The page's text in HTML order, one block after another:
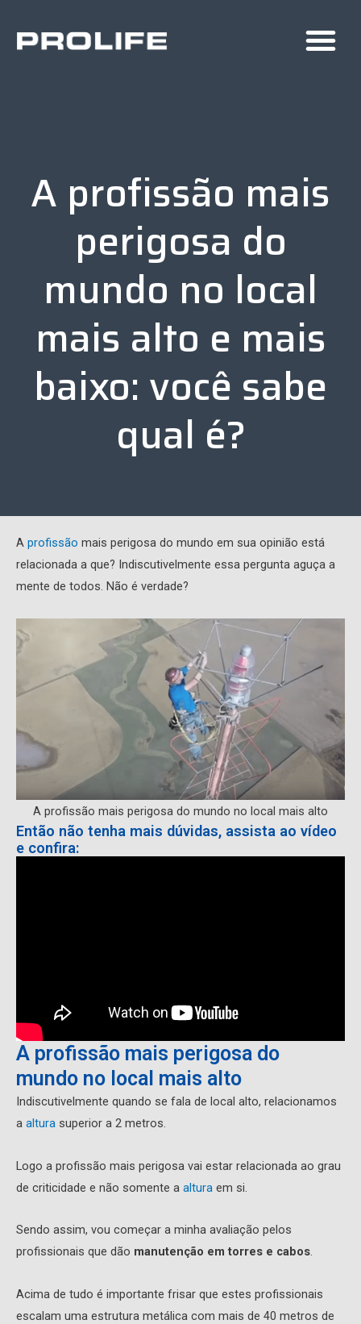
A profissão mais
perigosa do
mundo no local
mais alto e mais
baixo: você sabe
qual é?
A profissão mais perigosa do mundo em sua opinião está
relacionada a que? Indiscutivelmente essa pergunta aguça a
mente de todos. Não é verdade?
A profissão mais perigosa do mundo no local mais alto
Então não tenha mais dúvidas, assista ao vídeo
e confira:
A profissão mais perigosa do
mundo no local mais alto
Indiscutivelmente quando se fala de local alto, relacionamos
a altura superior a 2 metros.
Logo a profissão mais perigosa vai estar relacionada ao grau
de criticidade e não somente a altura em si.
Sendo assim, vou começar a minha avaliação pelos
profissionais que dão manutenção em torres e cabos.
Acima de tudo é importante frisar que estes profissionais
escalam uma estrutura metálica com mais de 40 metros de